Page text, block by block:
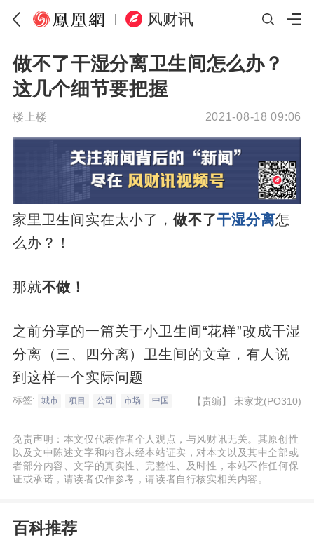
风财讯
做不了干湿分离卫生间怎么办？
这几个细节要把握
楼上楼 2021-08-18 09:06
家里卫生间实在太小了， 做不了干湿分离怎
么办？！
那就不做！
之前分享的一篇关于小卫生间“花样”改成干湿
分离（三、四分离）卫生间的文章，有人说
到这样一个实际问题
标签: 城市 项目 公司 市场 中国 【责编】 宋家龙(PO310)
免责声明：本文仅代表作者个人观点，与风财讯无关。其原创性
以及文中陈述文字和内容未经本站证实，对本文以及其中全部或
者部分内容、文字的真实性、完整性、及时性，本站不作任何保
证或承诺，请读者仅作参考，请读者自行核实相关内容。
百科推荐